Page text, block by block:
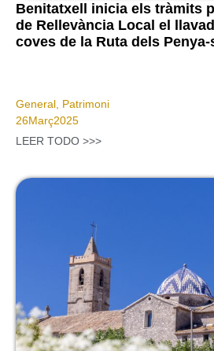
Benitatxell inicia els tràmits
de Rellevància Local el
coves de la Ruta dels
General Patrimoni
26Març2025
LEER TODO >>>